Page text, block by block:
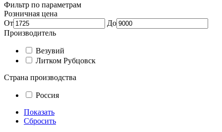
Фильтр по параметрам
Розничная цена
От
До
Производитель
Везувий
Литком Рубцовск
Страна производства
Россия
Показать
Сбросить